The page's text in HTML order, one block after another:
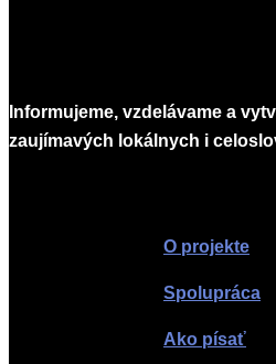
Informujeme, vzdelávame a
zaujímavých lokálnych i
O projekte
Spolupráca
Ako písať